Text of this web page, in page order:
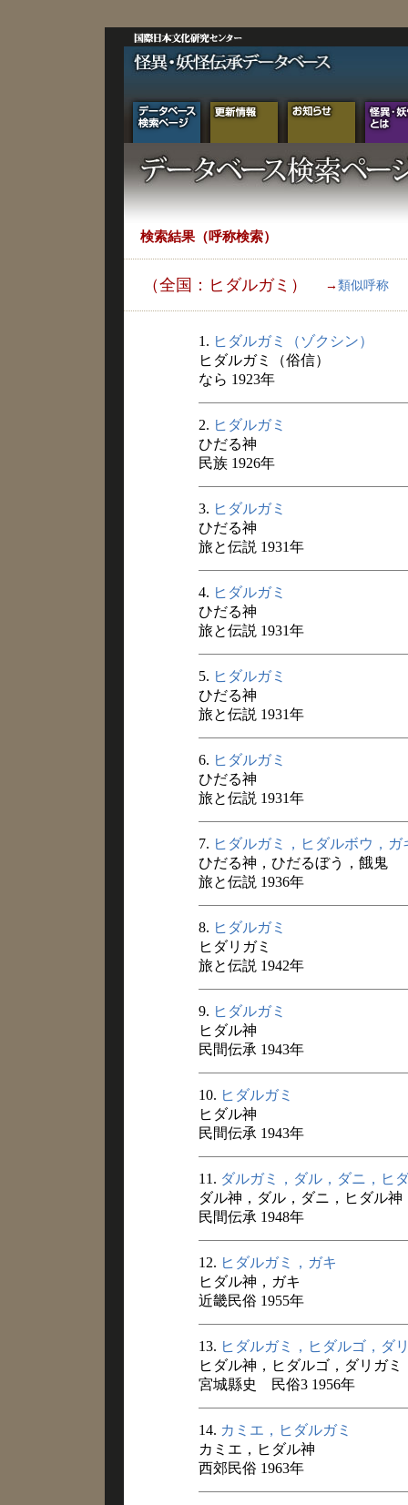
検索結果（呼称検索）
（全国：ヒダルガミ） → 類似呼称
1. ヒダルガミ（ゾクシン）
ヒダルガミ（俗信）
なら 1923年
2. ヒダルガミ
ひだる神
民族 1926年
3. ヒダルガミ
ひだる神
旅と伝説 1931年
4. ヒダルガミ
ひだる神
旅と伝説 1931年
5. ヒダルガミ
ひだる神
旅と伝説 1931年
6. ヒダルガミ
ひだる神
旅と伝説 1931年
7. ヒダルガミ，ヒダルボウ，ガ
ひだる神，ひだるぼう，餓鬼
旅と伝説 1936年
8. ヒダルガミ
ヒダリガミ
旅と伝説 1942年
9. ヒダルガミ
ヒダル神
民間伝承 1943年
10. ヒダルガミ
ヒダル神
民間伝承 1943年
11. ダルガミ，ダル，ダニ，ヒ
ダル神，ダル，ダニ，ヒダル神
民間伝承 1948年
12. ヒダルガミ，ガキ
ヒダル神，ガキ
近畿民俗 1955年
13. ヒダルガミ，ヒダルゴ，ダ
ヒダル神，ヒダルゴ，ダリガミ
宮城縣史 民俗3 1956年
14. カミエ，ヒダルガミ
カミエ，ヒダル神
西郊民俗 1963年